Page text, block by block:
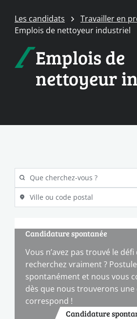
Les candidats
Travailler en
Emplois de nettoyeur industriel
Emplois de
nettoyeur
Candidature spontanée
Vous n’avez pas trouvé le défi
recherchez vraiment ?
spontanément et nous vous
dès que nous trouverons
correspond !
Candidature